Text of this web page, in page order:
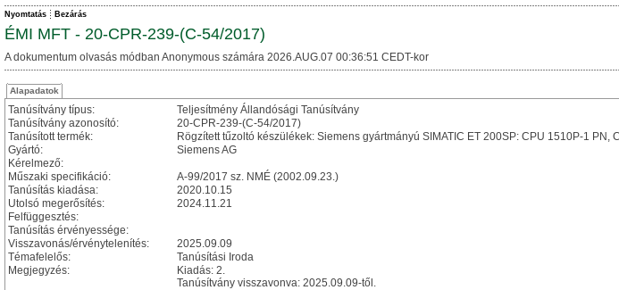
Nyomtatás Bezárás
ÉMI MFT - 20-CPR-239-(C-54/2017)
A dokumentum olvasás módban Anonymous számára 2026.AUG.07 00:36:51 CEDT-kor
Alapadatok
Tanúsítvány típus:
Teljesítmény Állandósági Tanúsítvány
Tanúsítvány azonosító:
20-CPR-239-(C-54/2017)
Tanúsított termék:
Rögzített tűzoltó készülékek: Siemens gyártmányú SIMATIC ET 200SP: CPU 1510P-1 PN,
Gyártó:
Siemens AG
Kérelmező:
Műszaki specifikáció:
A-99/2017 sz. NMÉ (2002.09.23.)
Tanúsítás kiadása:
2020.10.15
Utolsó megerősítés:
2024.11.21
Felfüggesztés:
Tanúsítás érvényessége:
Visszavonás/érvénytelenítés:
2025.09.09
Témafelelős:
Tanúsítási Iroda
Megjegyzés:
Kiadás: 2.
Tanúsítvány visszavonva: 2025.09.09-től.